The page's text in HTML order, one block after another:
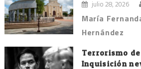
julio 28, 2026
María
Hernández
Terrorismo
Inquisición